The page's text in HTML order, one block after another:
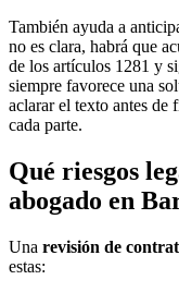
También ayuda a
no es clara, habrá que
de los artículos 1281 y
siempre favorece una
aclarar el texto antes de
cada parte.
Qué riesgos
abogado en
Una revisión de
estas: